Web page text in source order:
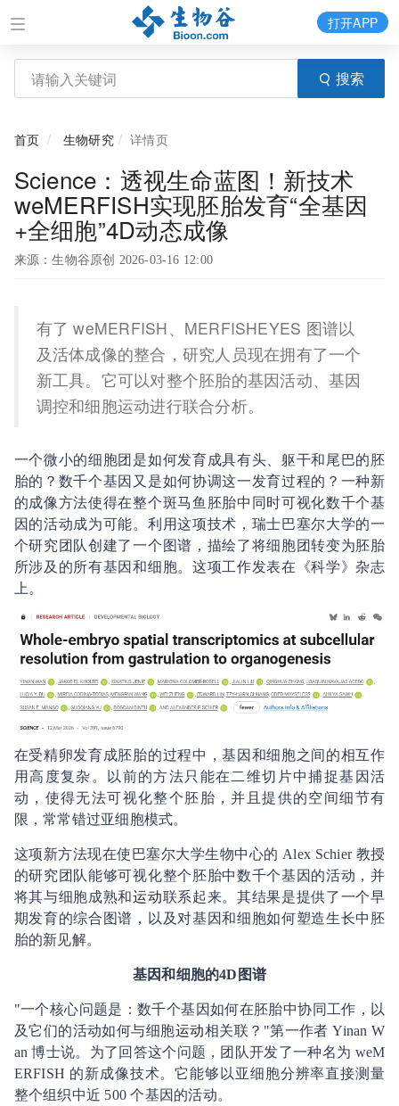
搜索
打开APP
首页 生物研究 详情页
Science：透视生命蓝图！新技术
weMERFISH实现胚胎发育“全基因
+全细胞”4D动态成像
来源：生物谷原创 2026-03-16 12:00
有了 weMERFISH、MERFISHEYES 图谱以
及活体成像的整合，研究人员现在拥有了一个
新工具。它可以对整个胚胎的基因活动、基因
调控和细胞运动进行联合分析。
一个微小的细胞团是如何发育成具有头、躯干和尾巴的胚
胎的？数千个基因又是如何协调这一发育过程的？一种新
的成像方法使得在整个斑马鱼胚胎中同时可视化数千个基
因的活动成为可能。利用这项技术，瑞士巴塞尔大学的一
个研究团队创建了一个图谱，描绘了将细胞团转变为胚胎
所涉及的所有基因和细胞。这项工作发表在《科学》杂志
上。
在受精卵发育成胚胎的过程中，基因和细胞之间的相互作
用高度复杂。以前的方法只能在二维切片中捕捉基因活
动，使得无法可视化整个胚胎，并且提供的空间细节有
限，常常错过亚细胞模式。
这项新方法现在使巴塞尔大学生物中心的 Alex Schier 教授
的研究团队能够可视化整个胚胎中数千个基因的活动，并
将其与细胞成熟和运动联系起来。其结果是提供了一个早
期发育的综合图谱，以及对基因和细胞如何塑造生长中胚
胎的新见解。
基因和细胞的4D图谱
"一个核心问题是：数千个基因如何在胚胎中协同工作，以
及它们的活动如何与细胞运动相关联？"第一作者 Yinan W
an 博士说。为了回答这个问题，团队开发了一种名为 weM
ERFISH 的新成像技术。它能够以亚细胞分辨率直接测量
整个组织中近 500 个基因的活动。